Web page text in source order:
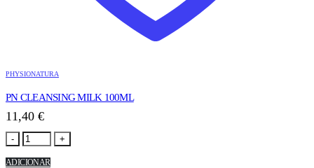
PHYSIONATURA
PN CLEANSING MILK 100ML
11,40 €
- +
ADICIONAR